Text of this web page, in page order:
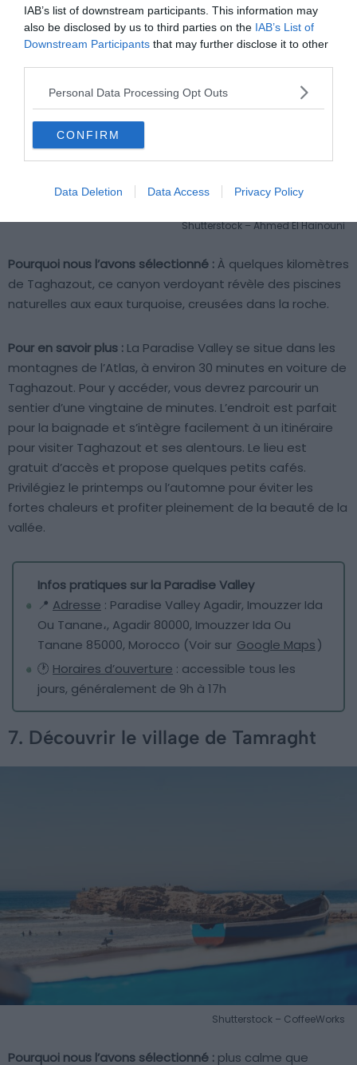
IAB’s list of downstream participants. This information may
also be disclosed by us to third parties on the IAB’s List of
Downstream Participants that may further disclose it to other
Personal Data Processing Opt Outs
CONFIRM
Data Deletion Data Access Privacy Policy
Shutterstock – Ahmed El Hainouni
Pourquoi nous l’avons sélectionné :À quelques kilomètres
de Taghazout, ce canyon verdoyant révèle des piscines
naturelles aux eaux turquoise, creusées dans la roche.
Pour en savoir plus : La Paradise Valley se situe dans les
montagnes de l’Atlas, à environ 30 minutes en voiture de
Taghazout. Pour y accéder, vous devrez parcourir un
sentier d’une vingtaine de minutes. L’endroit est parfait
pour la baignade et s’intègre facilement à un itinéraire
pour visiter Taghazout et ses alentours. Le lieu est
gratuit d’accès et propose quelques petits cafés.
Privilégiez le printemps ou l’automne pour éviter les
fortes chaleurs et profiter pleinement de la beauté de la
vallée.
Infos pratiques sur la Paradise Valley
📍 Adresse : Paradise Valley Agadir, Imouzzer Ida
Ou Tanane،, Agadir 80000, Imouzzer Ida Ou
Tanane 85000, Morocco (Voir sur Google Maps)
🕐 Horaires d’ouverture : accessible tous les
jours, généralement de 9h à 17h
7. Découvrir le village de Tamraght
Shutterstock – CoffeeWorks
Pourquoi nous l’avons sélectionné : plus calme que